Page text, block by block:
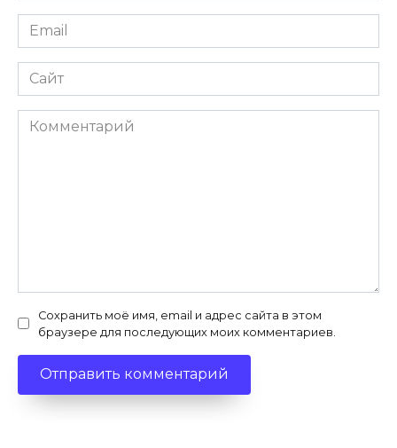
Email
*
Сайт
Комментарий
Сохранить моё имя, email и адрес сайта в этом
браузере для последующих моих комментариев.